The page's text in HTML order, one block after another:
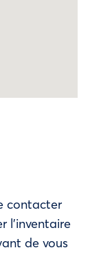
contacter
l’inventaire
de vous